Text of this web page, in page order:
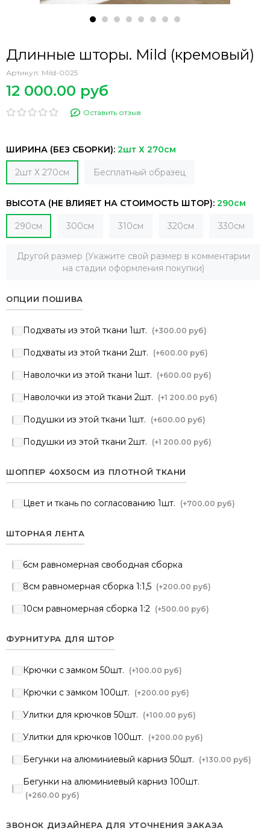
Длинные шторы. Mild (кремовый)
Артикул: Mild-0025
12 000.00 руб
Оставить отзыв
ШИРИНА (БЕЗ СБОРКИ): 2шт Х 270см
2шт Х 270см Бесплатный образец
ВЫСОТА (НЕ ВЛИЯЕТ НА СТОИМОСТЬ ШТОР): 290см
290см 300см 310см 320см 330см
Другой размер (Укажите свой размер в комментарии
на стадии оформления покупки)
ОПЦИИ ПОШИВА
Подхваты из этой ткани 1шт. (+300.00 руб)
Подхваты из этой ткани 2шт. (+600.00 руб)
Наволочки из этой ткани 1шт. (+600.00 руб)
Наволочки из этой ткани 2шт. (+1 200.00 руб)
Подушки из этой ткани 1шт. (+600.00 руб)
Подушки из этой ткани 2шт. (+1 200.00 руб)
ШОППЕР 40Х50СМ ИЗ ПЛОТНОЙ ТКАНИ
Цвет и ткань по согласованию 1шт. (+700.00 руб)
ШТОРНАЯ ЛЕНТА
6см равномерная свободная сборка
8см равномерная сборка 1:1,5 (+200.00 руб)
10см равномерная сборка 1:2 (+500.00 руб)
ФУРНИТУРА ДЛЯ ШТОР
Крючки с замком 50шт. (+100.00 руб)
Крючки с замком 100шт. (+200.00 руб)
Улитки для крючков 50шт. (+100.00 руб)
Улитки для крючков 100шт. (+200.00 руб)
Бегунки на алюминиевый карниз 50шт. (+130.00 руб)
Бегунки на алюминиевый карниз 100шт.
(+260.00 руб)
ЗВОНОК ДИЗАЙНЕРА ДЛЯ УТОЧНЕНИЯ ЗАКАЗА